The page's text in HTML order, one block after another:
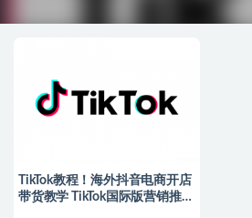
TikTok教程！海外抖音电商开店
带货教学 TikTok国际版营销推广